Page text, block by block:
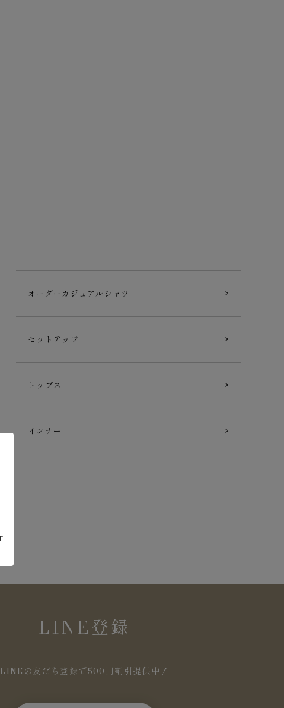
オーダー カジュアルシャツ
セットアップ
トップス
インナー
LINE登録
LINEの友だち登録で500円割引提供中！